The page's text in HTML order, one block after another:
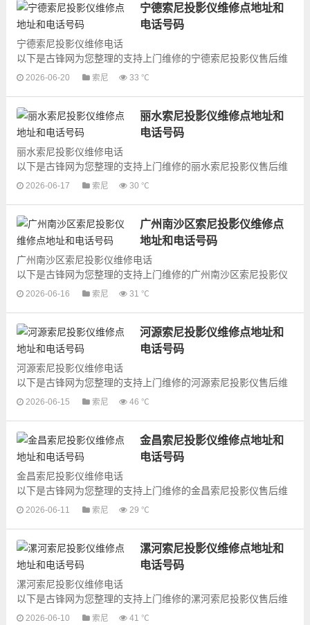
宁德索尼投影仪维修点地址和
电话号码
宁德索尼投影仪维修电话
以下是古锋网为您整理的支持上门维修的宁德索尼投影仪售后维
修网点地址和号码信息，可以为您提供索尼投影仪的各种型号投
2026-06-20 索尼 33 ℃
丽水索尼投影仪维修点地址和
电话号码
丽水索尼投影仪维修电话
以下是古锋网为您整理的支持上门维修的丽水索尼投影仪售后维
修网点地址和号码信息，可以为您提供索尼投影仪的各种型号投
2026-06-17 索尼 30 ℃
广州南沙区索尼投影仪维修点
地址和电话号码
广州南沙区索尼投影仪维修电话
以下是古锋网为您整理的支持上门维修的广州南沙区索尼投影仪
售后维修网点地址和号码信息，可以为您提供索尼投影仪的各种
2026-06-16 索尼 31 ℃
河源索尼投影仪维修点地址和
电话号码
河源索尼投影仪维修电话
以下是古锋网为您整理的支持上门维修的河源索尼投影仪售后维
修网点地址和号码信息，可以为您提供索尼投影仪的各种型号投
2026-06-15 索尼 46 ℃
金昌索尼投影仪维修点地址和
电话号码
金昌索尼投影仪维修电话
以下是古锋网为您整理的支持上门维修的金昌索尼投影仪售后维
修网点地址和号码信息，可以为您提供索尼投影仪的各种型号投
2026-06-11 索尼 29 ℃
漯河索尼投影仪维修点地址和
电话号码
漯河索尼投影仪维修电话
以下是古锋网为您整理的支持上门维修的漯河索尼投影仪售后维
修网点地址和号码信息，可以为您提供索尼投影仪的各种型号投
2026-06-10 索尼 41 ℃